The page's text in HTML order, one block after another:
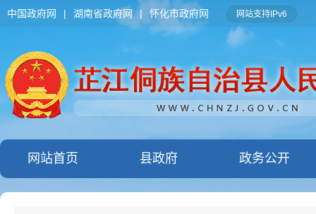
中国政府网 | 湖南省政府网 | 怀化市政府网 网站支持IPv6
网站首页 县政府 政务公开